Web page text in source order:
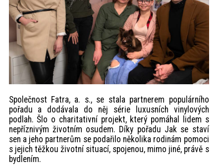
Společnost Fatra, a. s., se stala partnerem populárního
pořadu a dodávala do něj série luxusních vinylových
podlah. Šlo o charitativní projekt, který pomáhal lidem s
nepříznivým životním osudem. Díky pořadu Jak se staví
sen a jeho partnerům se podařilo několika rodinám pomoci
s jejich těžkou životní situací, spojenou, mimo jiné, právě s
bydlením.